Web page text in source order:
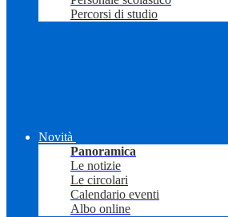
Percorsi di studio
Novità
Panoramica
Le notizie
Le circolari
Calendario eventi
Albo online